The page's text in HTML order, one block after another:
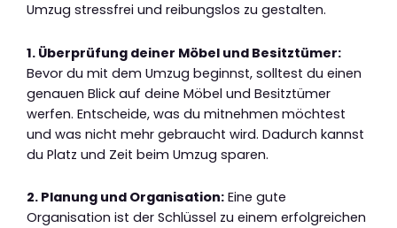
Umzug stressfrei und reibungslos zu gestalten.
1. Überprüfung deiner Möbel und Besitztümer:
Bevor du mit dem Umzug beginnst, solltest du einen
genauen Blick auf deine Möbel und Besitztümer
werfen. Entscheide, was du mitnehmen möchtest
und was nicht mehr gebraucht wird. Dadurch kannst
du Platz und Zeit beim Umzug sparen.
2. Planung und Organisation: Eine gute
Organisation ist der Schlüssel zu einem erfolgreichen